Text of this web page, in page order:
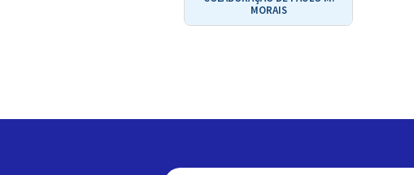
MORAIS